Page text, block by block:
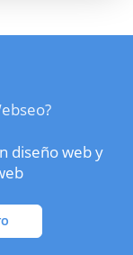
diseño web y